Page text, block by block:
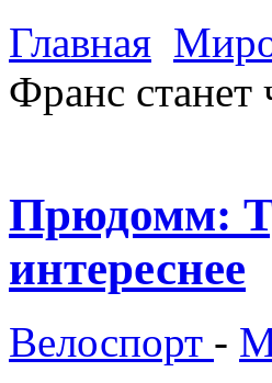
Главная
Франс станет
Прюдомм:
интереснее
Велоспорт -